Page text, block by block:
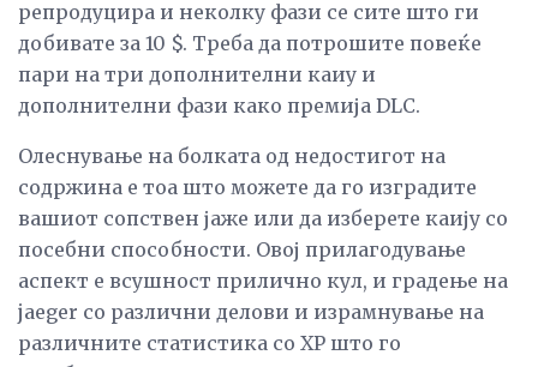
репродуцира и неколку фази се сите што ги
добивате за 10 $. Треба да потрошите повеќе
пари на три дополнителни каиу и
дополнителни фази како премија DLC.
Олеснување на болката од недостигот на
содржина е тоа што можете да го изградите
вашиот сопствен јаже или да изберете каију со
посебни способности. Овој прилагодување
аспект е всушност прилично кул, и градење на
jaeger со различни делови и израмнување на
различните статистика со XP што го